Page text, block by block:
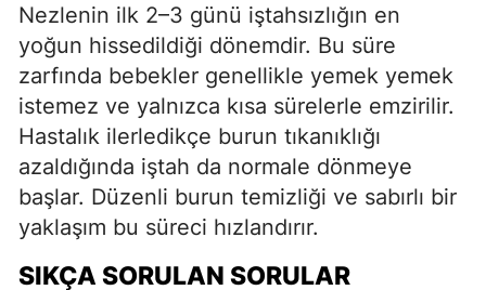
Nezlenin ilk 2–3 günü iştahsızlığın en
yoğun hissedildiği dönemdir. Bu süre
zarfında bebekler genellikle yemek yemek
istemez ve yalnızca kısa sürelerle emzirilir.
Hastalık ilerledikçe burun tıkanıklığı
azaldığında iştah da normale dönmeye
başlar. Düzenli burun temizliği ve sabırlı bir
yaklaşım bu süreci hızlandırır.
SIKÇA SORULAN SORULAR